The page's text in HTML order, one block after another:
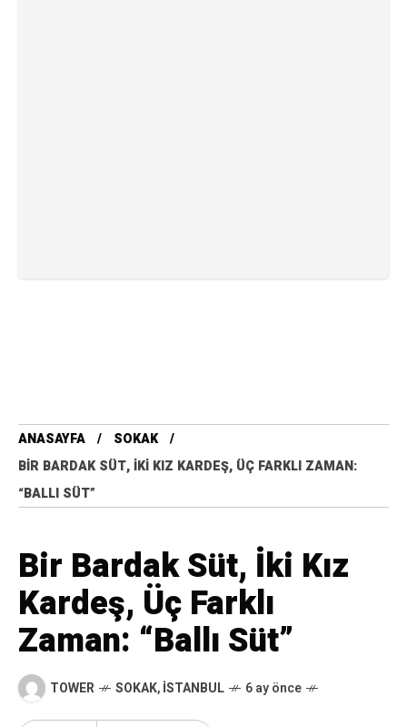
ANASAYFA
SOKAK
BIR BARDAK SÜT, İKI KIZ KARDEŞ, ÜÇ FARKLI ZAMAN:
“BALLI SÜT”
Bir Bardak Süt, İki Kız
Kardeş, Üç Farklı
Zaman: “Ballı Süt”
TOWER SOKAK,İSTANBUL 6 ay önce